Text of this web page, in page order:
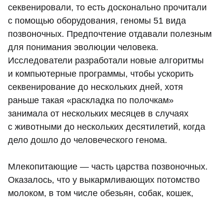
секвенировали, то есть досконально прочитали
с помощью оборудования, геномы 51 вида
позвоночных. Предпочтение отдавали полезным
для понимания эволюции человека.
Исследователи разработали новые алгоритмы
и компьютерные программы, чтобы ускорить
секвенирование до нескольких дней, хотя
раньше такая «раскладка по полочкам»
занимала от нескольких месяцев в случаях
с животными до нескольких десятилетий, когда
дело дошло до человеческого генома.
Млекопитающие — часть царства позвоночных.
Оказалось, что у выкармливающих потомство
молоком, в том числе обезьян, собак, кошек,